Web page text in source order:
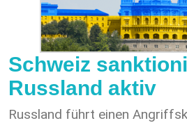
Schweiz
Russland aktiv
Russland führt einen